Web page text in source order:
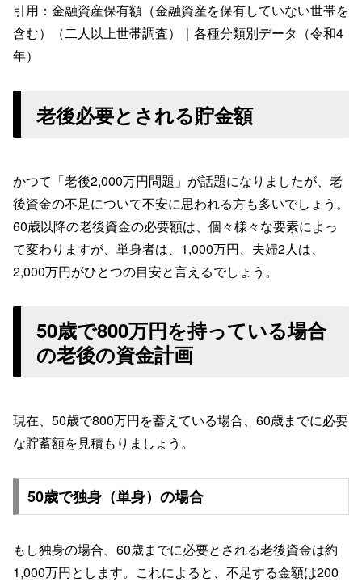
引用：金融資産保有額（金融資産を保有していない世帯を
含む）（二人以上世帯調査）｜各種分類別データ（令和4
年）
老後必要とされる貯金額
かつて「老後2,000万円問題」が話題になりましたが、老
後資金の不足について不安に思われる方も多いでしょう。
60歳以降の老後資金の必要額は、個々様々な要素によっ
て変わりますが、単身者は、1,000万円、夫婦2人は、
2,000万円がひとつの目安と言えるでしょう。
50歳で800万円を持っている場合
の老後の資金計画
現在、50歳で800万円を蓄えている場合、60歳までに必要
な貯蓄額を見積もりましょう。
50歳で独身（単身）の場合
もし独身の場合、60歳までに必要とされる老後資金は約
1,000万円とします。これによると、不足する金額は200